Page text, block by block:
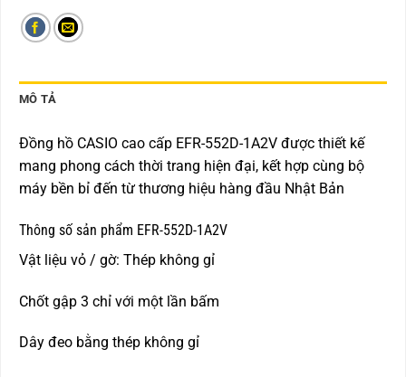
MÔ TẢ
Đồng hồ CASIO cao cấp EFR-552D-1A2V được thiết kế
mang phong cách thời trang hiện đại, kết hợp cùng bộ
máy bền bỉ đến từ thương hiệu hàng đầu Nhật Bản
Thông số sản phẩm EFR-552D-1A2V
Vật liệu vỏ / gờ: Thép không gỉ
Chốt gập 3 chỉ với một lần bấm
Dây đeo bằng thép không gỉ